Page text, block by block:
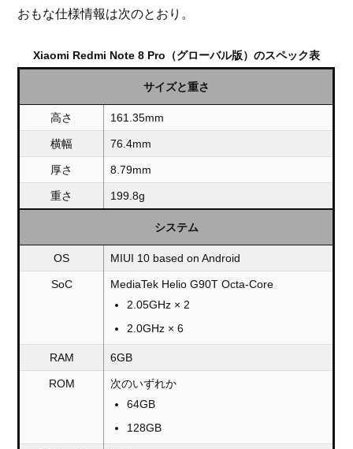
おもな仕様情報は次のとおり。
Xiaomi Redmi Note 8 Pro（グローバル版）のスペック表
サイズと重さ
高さ 161.35mm
横幅 76.4mm
厚さ 8.79mm
重さ 199.8g
システム
OS MIUI 10 based on Android
SoC
MediaTek Helio G90T Octa-Core
2.05GHz × 2
2.0GHz × 6
RAM 6GB
ROM
次のいずれか
64GB
128GB